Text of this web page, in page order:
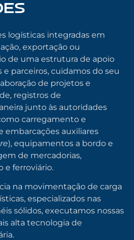
logísticas integradas em
exportação ou
de uma estrutura de apoio
parceiros, cuidamos do seu
de projetos e
registros de
junto às autoridades
carregamento e
embarcações auxiliares
), equipamentos a bordo e
de mercadorias,
e ferroviário.
na movimentação de carga
especializados nas
sólidos, executamos nossas
alta tecnologia de